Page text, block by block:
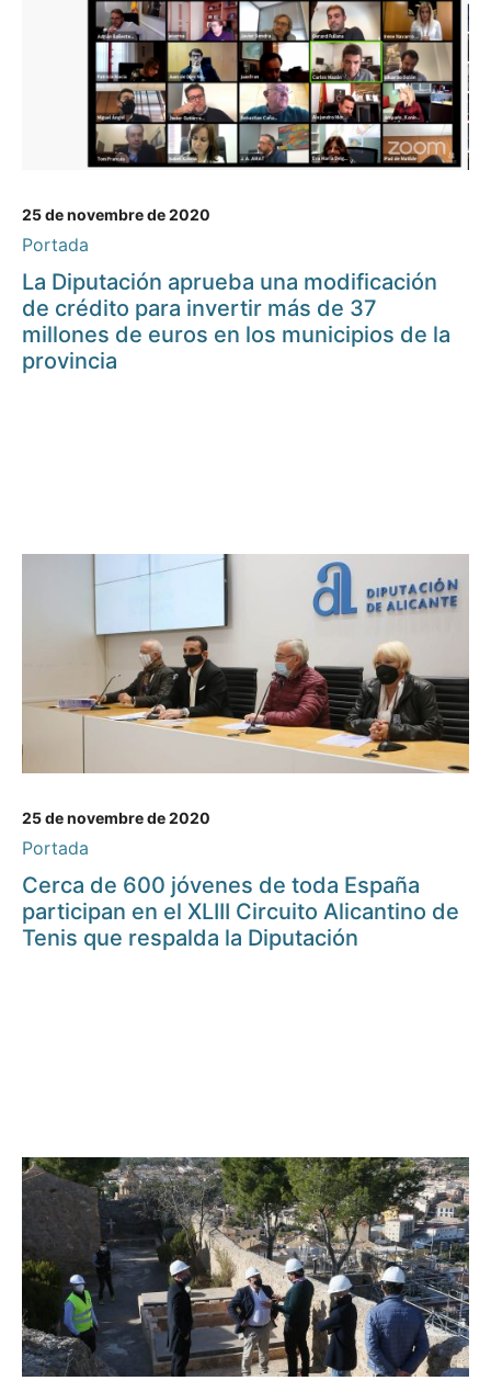
25 de novembre de 2020
Portada
La Diputación aprueba una modificación
de crédito para invertir más de 37
millones de euros en los municipios de la
provincia
25 de novembre de 2020
Portada
Cerca de 600 jóvenes de toda España
participan en el XLIII Circuito Alicantino de
Tenis que respalda la Diputación